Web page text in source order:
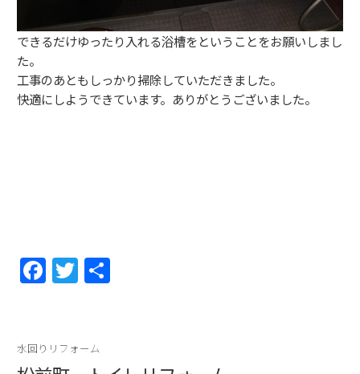
できるだけゆったり入れる浴槽をということをお願いしまし
た。
工事のあともしっかり掃除していただきました。
快適にしようできています。ありがとうございました。
F
e
T
er
水回りリフォーム